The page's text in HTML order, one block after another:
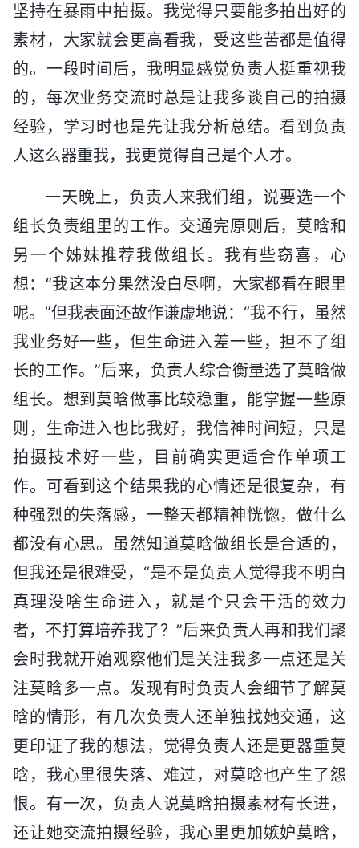
坚持在暴雨中拍摄。我觉得只要能多拍出好的
素材，大家就会更高看我，受这些苦都是值得
的。一段时间后，我明显感觉负责人挺重视我
的，每次业务交流时总是让我多谈自己的拍摄
经验，学习时也是先让我分析总结。看到负责
人这么器重我，我更觉得自己是个人才。
一天晚上，负责人来我们组，说要选一个
组长负责组里的工作。交通完原则后，莫晗和
另一个姊妹推荐我做组长。我有些窃喜，心
想：“我这本分果然没白尽啊，大家都看在眼里
呢。”但我表面还故作谦虚地说：“我不行，虽然
我业务好一些，但生命进入差一些，担不了组
长的工作。”后来，负责人综合衡量选了莫晗做
组长。想到莫晗做事比较稳重，能掌握一些原
则，生命进入也比我好，我信神时间短，只是
拍摄技术好一些，目前确实更适合作单项工
作。可看到这个结果我的心情还是很复杂，有
种强烈的失落感，一整天都精神恍惚，做什么
都没有心思。虽然知道莫晗做组长是合适的，
但我还是很难受，“是不是负责人觉得我不明白
真理没啥生命进入，就是个只会干活的效力
者，不打算培养我了？”后来负责人再和我们聚
会时我就开始观察他们是关注我多一点还是关
注莫晗多一点。发现有时负责人会细节了解莫
晗的情形，有几次负责人还单独找她交通，这
更印证了我的想法，觉得负责人还是更器重莫
晗，我心里很失落、难过，对莫晗也产生了怨
恨。有一次，负责人说莫晗拍摄素材有长进，
还让她交流拍摄经验，我心里更加嫉妒莫晗，